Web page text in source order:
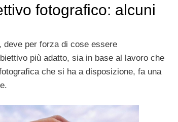
fotografico: alcuni
deve per forza di cose essere
più adatto, sia in base al lavoro che
che si ha a disposizione, fa una